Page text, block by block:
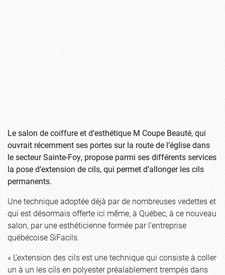
Le salon de coiffure et d’esthétique M Coupe Beauté, qui
ouvrait récemment ses portes sur la route de l’église dans
le secteur Sainte-Foy, propose parmi ses différents services
la pose d’extension de cils, qui permet d’allonger les cils
permanents.
Une technique adoptée déjà par de nombreuses vedettes et
qui est désormais offerte ici même, à Québec, à ce nouveau
salon, par une esthéticienne formée par l’entreprise
québécoise SiFacils.
« L’extension des cils est une technique qui consiste à coller
un à un les cils en polyester préalablement trempés dans